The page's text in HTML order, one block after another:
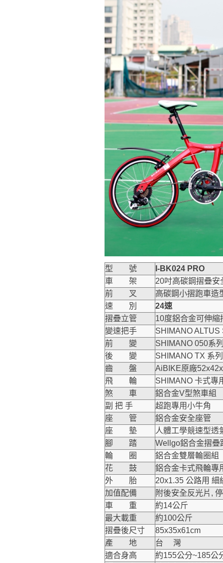
型 號
I-BK024 PRO
車 架
20吋高碳鋼摺疊
前 叉
高碳鋼小摺跑
速 別
24速
摺疊立管
10度鋁合金可伸縮
變速把手
SHIMANO
前 變
SHIMANO 050系
後 變
SHIMANO TX 系列
齒 盤
AiBIKE原廠
飛 輪
SHIMANO 卡式專
煞 車
鋁合金V型煞車組
副 把 手
超跑專用小牛角
座 管
鋁合金安全座管
座 墊
人體工學競速型透
腳 踏
Wellgo鋁合金摺疊
輪 圈
鋁合金雙層輪圈組
花 鼓
鋁合金卡式飛輪專
外 胎
20x1.35 公路用 細
加值配備
附後安全反光片,
車 重
約14公斤
最大載重
約100公斤
摺疊後尺寸
85x35x61cm
產 地
台 灣
適合身高
約155公分~185公